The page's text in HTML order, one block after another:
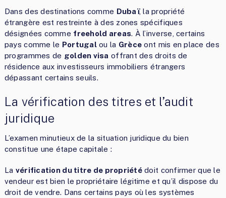
Dans des destinations comme Dubaï, la propriété
étrangère est restreinte à des zones spécifiques
désignées comme freehold areas. À l’inverse, certains
pays comme le Portugalou la Grèce ont mis en place des
programmes de golden visa offrant des droits de
résidence aux investisseurs immobiliers étrangers
dépassant certains seuils.
La vérification des titres et l’audit
juridique
L’examen minutieux de la situation juridique du bien
constitue une étape capitale :
La vérification du titre de propriétédoit confirmer que le
vendeur est bien le propriétaire légitime et qu’il dispose du
droit de vendre. Dans certains pays où les systèmes